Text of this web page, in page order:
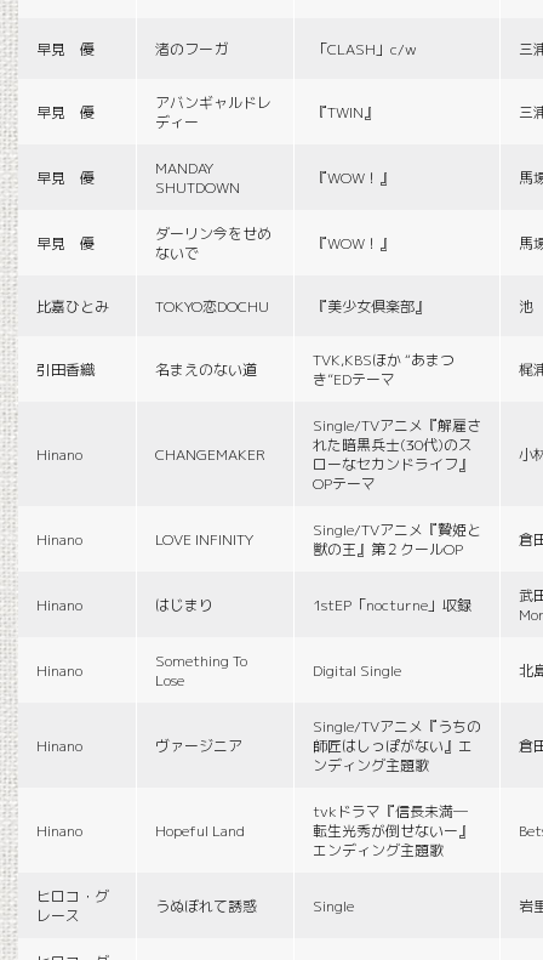
早見 優 渚のフーガ 「CLASH」c/w 三
早見 優
アバンギャルドレ
ディー
『TWIN』 三
早見 優
MANDAY
SHUTDOWN
『WOW！』 馬
早見 優
ダーリン今をせめ
ないで
『WOW！』 馬
比嘉ひとみ TOKYO恋DOCHU 『美少女倶楽部』 池
引田香織 名まえのない道
TVK,KBSほか “あまつ
き”EDテーマ
梶
Hinano CHANGEMAKER
Single/TVアニメ『解雇さ
れた暗黒兵士(30代)のス
ローなセカンドライフ』
OPテーマ
小
Hinano LOVE INFINITY
Single/TVアニメ『贄姫と
獣の王』第２クールOP
倉
Hinano はじまり 1stEP「nocturne」収録
武
Hinano
Something To
Lose
Digital Single 北
Hinano ヴァージニア
Single/TVアニメ『うちの
師匠はしっぽがない』エ
ンディング主題歌
倉
Hinano Hopeful Land
tvkドラマ『信長未満―
転生光秀が倒せないー』
エンディング主題歌
ヒロコ・グ
レース
うぬぼれて誘惑 Single 岩